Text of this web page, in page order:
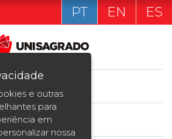
Graduação
graduação e MBA
Curta Duração
sou estudande
ser estudante
PT EN ES
ESTUDE AQUI
e outras
para
em
nossa